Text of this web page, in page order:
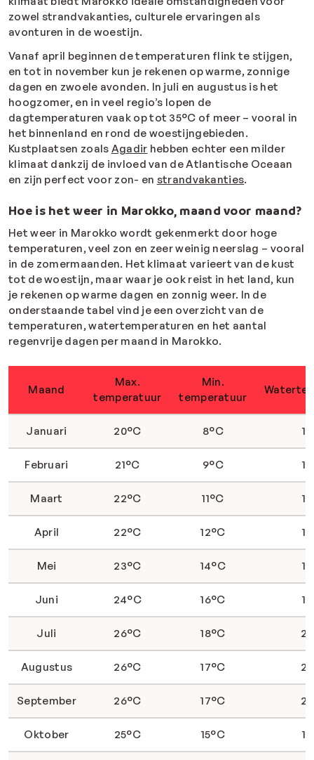
zowel strandvakanties, culturele ervaringen als
avonturen in de woestijn.
Vanaf april beginnen de temperaturen flink te stijgen,
en tot in november kun je rekenen op warme, zonnige
dagen en zwoele avonden. In juli en augustus is het
hoogzomer, en in veel regio’s lopen de
dagtemperaturen vaak op tot 35°C of meer – vooral in
het binnenland en rond de woestijngebieden.
Kustplaatsen zoals Agadir hebben echter een milder
klimaat dankzij de invloed van de Atlantische Oceaan
en zijn perfect voor zon- en strandvakanties.
Hoe is het weer in Marokko, maand voor maand?
Het weer in Marokko wordt gekenmerkt door hoge
temperaturen, veel zon en zeer weinig neerslag – vooral
in de zomermaanden. Het klimaat varieert van de kust
tot de woestijn, maar waar je ook reist in het land, kun
je rekenen op warme dagen en zonnig weer. In de
onderstaande tabel vind je een overzicht van de
temperaturen, watertemperaturen en het aantal
regenvrije dagen per maand in Marokko.
Maand
Max.
temperatuur
Min.
temperatuur
Januari 20°C 8°C
Februari 21°C 9°C
Maart 22°C 11°C
April 22°C 12°C
Mei 23°C 14°C
Juni 24°C 16°C
Juli 26°C 18°C
Augustus 26°C 17°C
September 26°C 17°C
Oktober 25°C 15°C